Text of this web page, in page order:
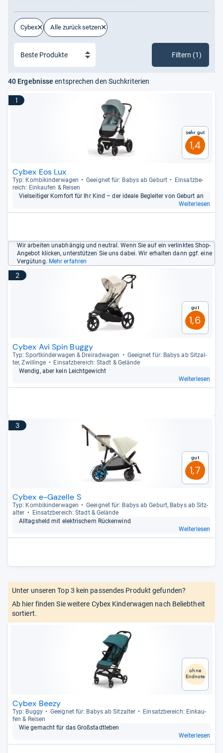
Cybex Alle zurücksetzen
Filtern (1)
40 Ergebnisse entsprechen den Suchkriterien
1
Sehr gut
1,4
Cybex Eos Lux
Typ: Kom­bi­kin­der­wa­gen Geeig­net für: Babys ab Geburt
Ein­satz­be­
reich: Ein­kau­fen & Rei­sen
Viel­sei­ti­ger Kom­fort für Ihr Kind – der ideale Beglei­ter von Geburt an
Weiterlesen
Wir arbeiten unabhängig und neutral. Wenn Sie auf ein verlinktes Shop-
Angebot klicken, unterstützen Sie uns dabei. Wir erhalten dann ggf. eine
Vergütung. Mehr erfahren
2
Gut
1,6
Cybex Avi Spin Buggy
Typ: Sport­kin­der­wa­gen & Drei­rad­wa­gen
Geeig­net für: Babys ab Sitz­al­
ter, Zwil­linge
Ein­satz­be­reich: Stadt & Gelände
Wen­dig, aber kein Leicht­ge­wicht
Weiterlesen
3
Gut
1,7
Cybex e-Gazelle S
Typ: Kom­bi­kin­der­wa­gen
Geeig­net für: Babys ab Geburt, Babys ab Sitz­
al­ter
Ein­satz­be­reich: Stadt & Gelände
All­tags­held mit elek­tri­schem Rücken­wind
Weiterlesen
Unter unseren Top 3 kein passendes Produkt gefunden?
Ab hier finden Sie weitere Cybex Kinderwagen nach Beliebtheit
sortiert.
ohne
Endnote
Cybex Beezy
Typ: Buggy Geeig­net für: Babys ab Sitz­al­ter
Ein­satz­be­reich: Ein­kau­
fen & Rei­sen
Wie gemacht für das Groß­stadt­le­ben
Weiterlesen